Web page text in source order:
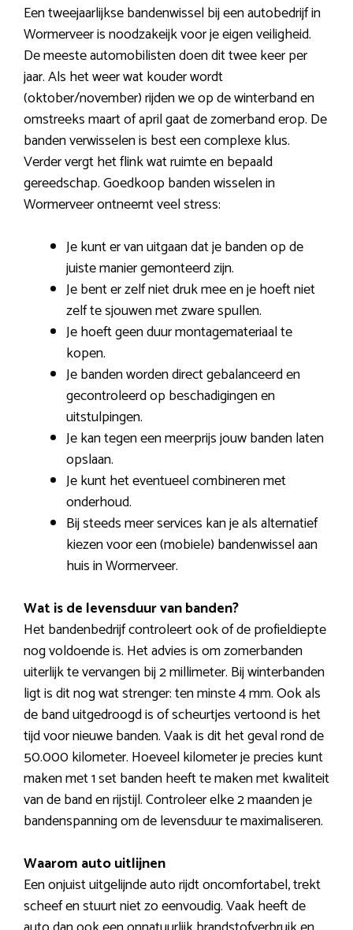
Een tweejaarlijkse bandenwissel bij een autobedrijf in
Wormerveer is noodzakeijk voor je eigen veiligheid.
De meeste automobilisten doen dit twee keer per
jaar. Als het weer wat kouder wordt
(oktober/november) rijden we op de winterband en
omstreeks maart of april gaat de zomerband erop. De
banden verwisselen is best een complexe klus.
Verder vergt het flink wat ruimte en bepaald
gereedschap. Goedkoop banden wisselen in
Wormerveer ontneemt veel stress:
Je kunt er van uitgaan dat je banden op de
juiste manier gemonteerd zijn.
Je bent er zelf niet druk mee en je hoeft niet
zelf te sjouwen met zware spullen.
Je hoeft geen duur montagemateriaal te
kopen.
Je banden worden direct gebalanceerd en
gecontroleerd op beschadigingen en
uitstulpingen.
Je kan tegen een meerprijs jouw banden laten
opslaan.
Je kunt het eventueel combineren met
onderhoud.
Bij steeds meer services kan je als alternatief
kiezen voor een (mobiele) bandenwissel aan
huis in Wormerveer.
Wat is de levensduur van banden?
Het bandenbedrijf controleert ook of de profieldiepte
nog voldoende is. Het advies is om zomerbanden
uiterlijk te vervangen bij 2 millimeter. Bij winterbanden
ligt is dit nog wat strenger: ten minste 4 mm. Ook als
de band uitgedroogd is of scheurtjes vertoond is het
tijd voor nieuwe banden. Vaak is dit het geval rond de
50.000 kilometer. Hoeveel kilometer je precies kunt
maken met 1 set banden heeft te maken met kwaliteit
van de band en rijstijl. Controleer elke 2 maanden je
bandenspanning om de levensduur te maximaliseren.
Waarom auto uitlijnen
Een onjuist uitgelijnde auto rijdt oncomfortabel, trekt
scheef en stuurt niet zo eenvoudig. Vaak heeft de